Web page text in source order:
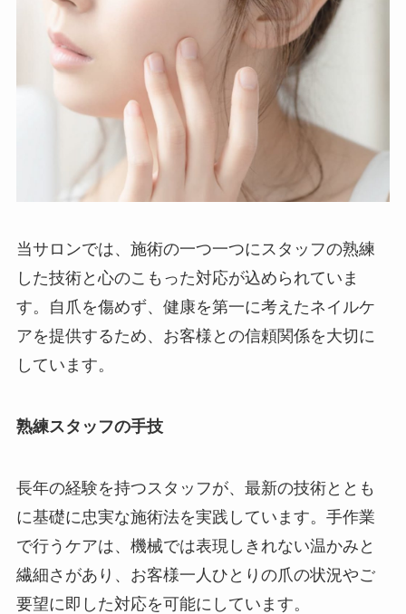
当サロンでは、施術の一つ一つにスタッフの熟練
した技術と心のこもった対応が込められていま
す。自爪を傷めず、健康を第一に考えたネイルケ
アを提供するため、お客様との信頼関係を大切に
しています。
熟練スタッフの手技
長年の経験を持つスタッフが、最新の技術ととも
に基礎に忠実な施術法を実践しています。手作業
で行うケアは、機械では表現しきれない温かみと
繊細さがあり、お客様一人ひとりの爪の状況やご
要望に即した対応を可能にしています。